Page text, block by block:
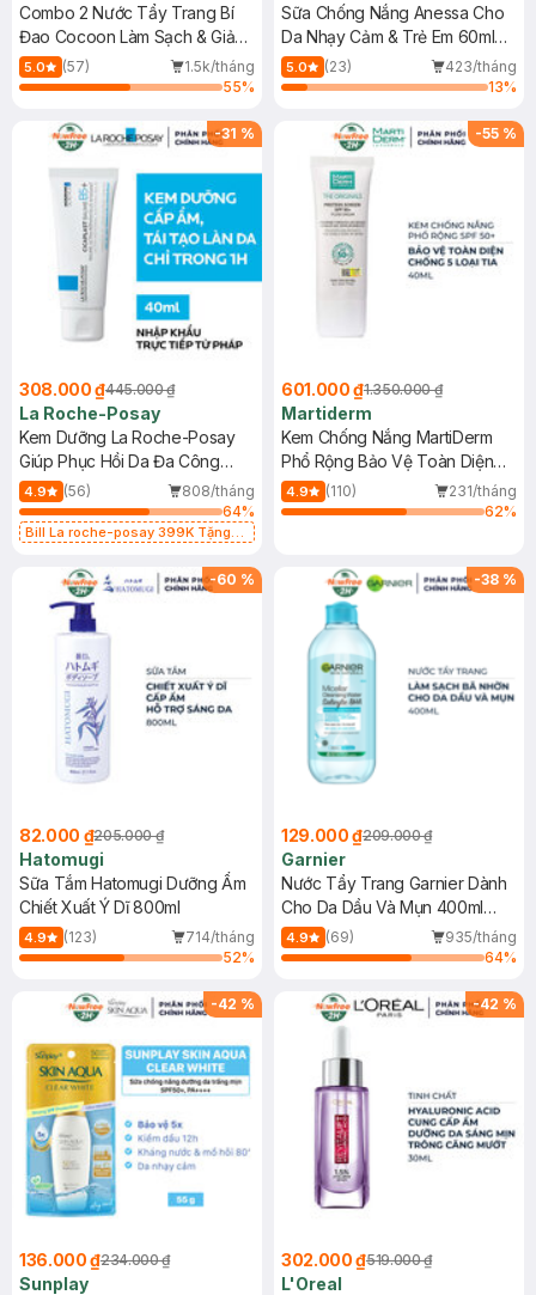
Combo 2 Nước Tẩy Trang Bí
Đao Cocoon Làm Sạch & Giảm
Dầu 500ml
5.0 (57)
1.5k/tháng
55%
Sữa Chống Nắng Anessa Cho
Da Nhạy Cảm & Trẻ Em 60ml
(Mới)
5.0 (23)
423/tháng
13%
-31 %
308.000 ₫445.000 ₫
La Roche-Posay
Kem Dưỡng La Roche-Posay
Giúp Phục Hồi Da Đa Công
Dụng 40ml
4.9 (56)
808/tháng
64%
Bill La roche-posay 399K Tặng
(SL có hạn)
-55 %
601.000 ₫1.350.000 ₫
Martiderm
Kem Chống Nắng MartiDerm
Phổ Rộng Bảo Vệ Toàn Diện
40ml
4.9 (110)
231/tháng
62%
-60 %
82.000 ₫205.000 ₫
Hatomugi
Sữa Tắm Hatomugi Dưỡng Ẩm
Chiết Xuất Ý Dĩ 800ml
4.9 (123)
714/tháng
52%
-38 %
129.000 ₫209.000 ₫
Garnier
Nước Tẩy Trang Garnier Dành
Cho Da Dầu Và Mụn 400ml
(Mới)
4.9 (69)
935/tháng
64%
-42 %
136.000 ₫234.000 ₫
Sunplay
-42 %
302.000 ₫519.000 ₫
L'Oreal